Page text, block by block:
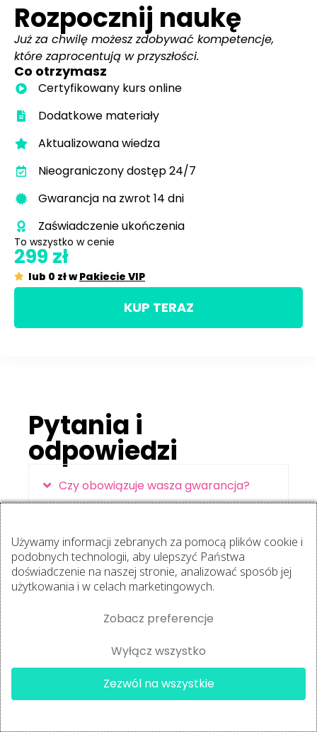
Rozpocznij naukę
Już za chwilę możesz zdobywać kompetencje,
które zaprocentują w przyszłości.
Co otrzymasz
Certyfikowany kurs online
Dodatkowe materiały
Aktualizowana wiedza
Nieograniczony dostęp 24/7
Gwarancja na zwrot 14 dni
Zaświadczenie ukończenia
To wszystko w cenie​
299 zł
lub 0 zł wPakiecie VIP
KUP TERAZ
Pytania i
odpowiedzi
Czy obowiązuje wasza gwarancja?
jakichś powodów zdecydujesz, że kurs nie
jest dla Ciebie, to zwrócimy 100% Twoich
pieniędzy.
Kiedy mogę zacząć realizować lekcje?
Czy kurs gwarantuje zdobycie wiedzy i
umiejętności?
Używamy informacji zebranych za pomocą plików cookie i
podobnych technologii, aby ulepszyć Państwa
doświadczenie na naszej stronie, analizować sposób jej
użytkowania i w celach marketingowych.
Zobacz preferencje
Wyłącz wszystko
Zezwól na wszystkie